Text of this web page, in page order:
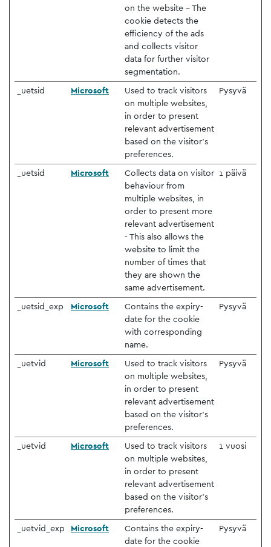
on the website - The
cookie detects the
efficiency of the ads
and collects visitor
data for further visitor
segmentation.
_uetsid Microsoft
Used to track visitors
on multiple websites,
in order to present
relevant advertisement
based on the visitor's
preferences.
Pysyvä
_uetsid Microsoft
Collects data on visitor
behaviour from
multiple websites, in
order to present more
relevant advertisement
- This also allows the
website to limit the
number of times that
they are shown the
same advertisement.
1 päivä
_uetsid_exp Microsoft
Contains the expiry-
date for the cookie
with corresponding
name.
Pysyvä
_uetvid Microsoft
Used to track visitors
on multiple websites,
in order to present
relevant advertisement
based on the visitor's
preferences.
Pysyvä
_uetvid Microsoft
Used to track visitors
on multiple websites,
in order to present
relevant advertisement
based on the visitor's
preferences.
1 vuosi
_uetvid_exp Microsoft
Contains the expiry-
date for the cookie
Pysyvä